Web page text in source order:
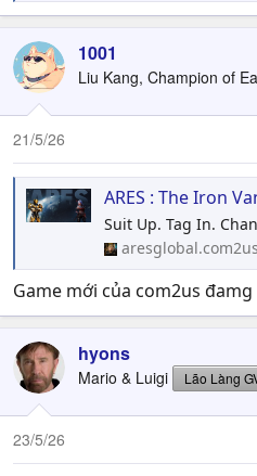
e
c
t
i
o
n
s
:
1001
Liu Kang, Champion of
21/5/26
ARES : The Iron
Suit Up. Tag In.
Game mới của com2us đamg
hyons
Mario & Luigi Lão Làng
23/5/26